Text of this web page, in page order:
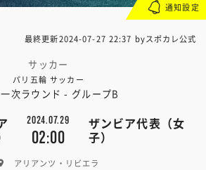
最終更新2024-07-27 22:37 byスポカレ公式
サッカー
パリ五輪 サッカー
次ラウンド - グループB
2024.07.29
02:00
ザンビア代表（女
子）
アリアンツ・リビエラ
通知設定